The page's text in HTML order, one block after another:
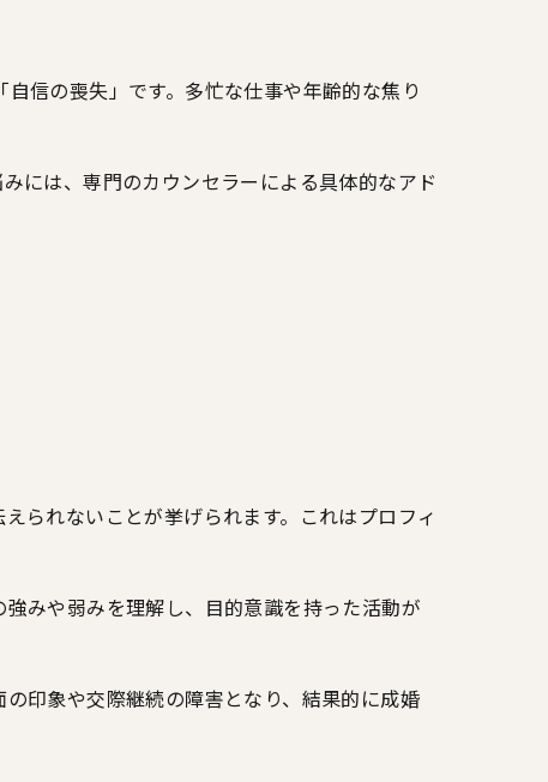
信の喪失」です。多忙な仕事や年齢的な焦り
には、専門のカウンセラーによる具体的なアド
られないことが挙げられます。これはプロフィ
みや弱みを理解し、目的意識を持った活動が
印象や交際継続の障害となり、結果的に成婚